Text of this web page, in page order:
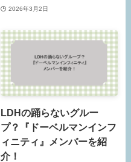
2026年3月2日
LDHの踊らないグルー
プ？『ドーベルマンインフ
ィニティ』メンバーを紹
介！